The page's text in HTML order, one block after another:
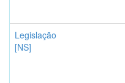
Legislação
[NS]